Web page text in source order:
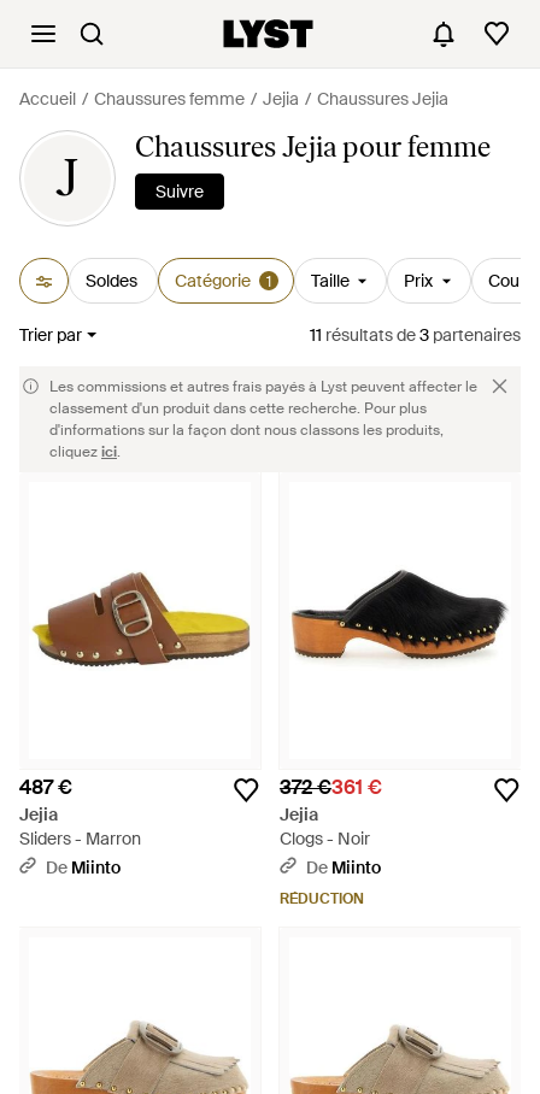
Accueil Chaussures femme Jejia Chaussures Jejia
J
Chaussures Jejia pour femme
Suivre
Soldes Catégorie 1 Taille Prix
Trier par 11 résultatsde3 partenaires
Les commissions et autres frais payés à Lyst peuvent affecter le
classement d'un produit dans cette recherche. Pour plus
d'informations sur la façon dont nous classons les produits,
cliquezici.
487 €
Jejia
Sliders - Marron
De Miinto
372 €361 €
Jejia
Clogs - Noir
De Miinto
RÉDUCTION